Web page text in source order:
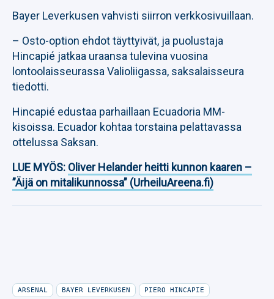
Bayer Leverkusen vahvisti siirron verkkosivuillaan.
– Osto-option ehdot täyttyivät, ja puolustaja
Hincapié jatkaa uraansa tulevina vuosina
lontoolaisseurassa Valioliigassa, saksalaisseura
tiedotti.
Hincapié edustaa parhaillaan Ecuadoria MM-
kisoissa. Ecuador kohtaa torstaina pelattavassa
ottelussa Saksan.
LUE MYÖS: Oliver Helander heitti kunnon kaaren –
”Äijä on mitalikunnossa” (UrheiluAreena.fi)
ARSENAL BAYER LEVERKUSEN PIERO HINCAPIE